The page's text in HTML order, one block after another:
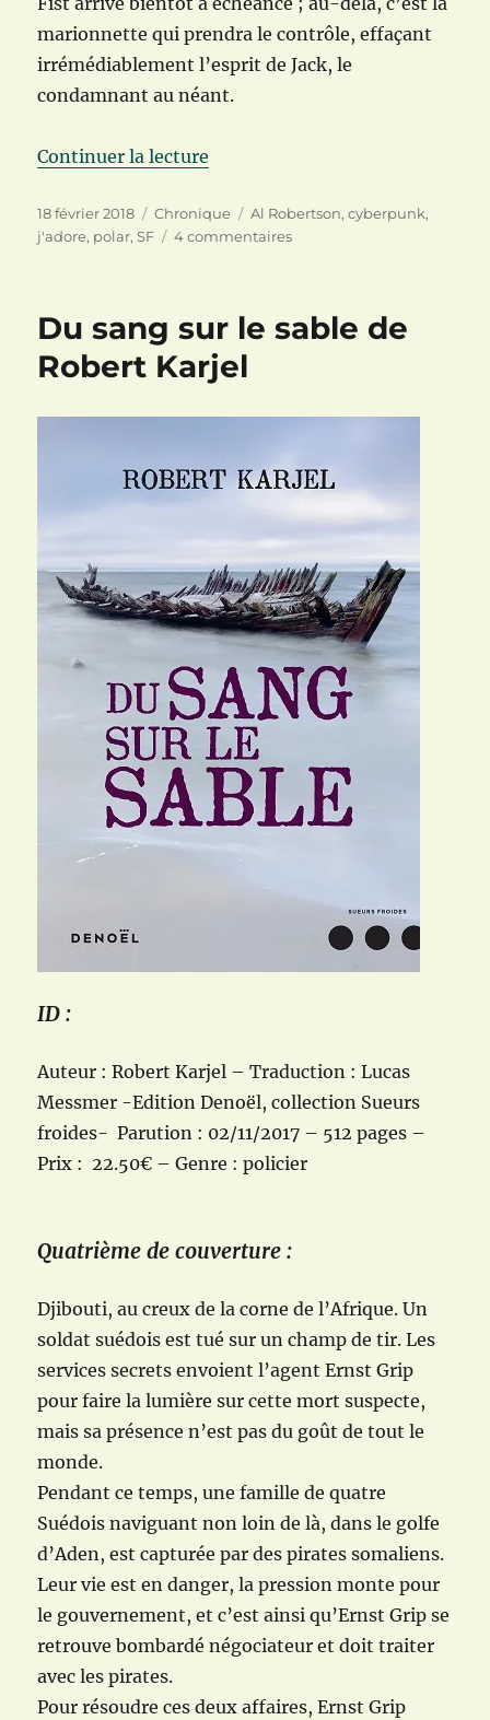
marionnette qui prendra le contrôle, effaçant
irrémédiablement l’esprit de Jack, le
condamnant au néant.
Continuer la lecture
Publié
le
18 février 2018 Catégories
Chronique Étiquettes
Al Robertson,cyberpunk,
j'adore, polar,SF 4 commentairessur
chute
Du sang sur le sable de
Robert Karjel
ID :
Auteur : Robert Karjel – Traduction : Lucas
Messmer -Edition Denoël, collection Sueurs
froides- Parution : 02/11/2017 – 512 pages –
Prix : 22.50€ – Genre : policier
Quatrième de couverture :
Djibouti, au creux de la corne de l’Afrique. Un
soldat suédois est tué sur un champ de tir. Les
services secrets envoient l’agent Ernst Grip
pour faire la lumière sur cette mort suspecte,
mais sa présence n’est pas du goût de tout le
monde.
Pendant ce temps, une famille de quatre
Suédois naviguant non loin de là, dans le golfe
d’Aden, est capturée par des pirates somaliens.
Leur vie est en danger, la pression monte pour
le gouvernement, et c’est ainsi qu’Ernst Grip se
retrouve bombardé négociateur et doit traiter
avec les pirates.
Pour résoudre ces deux affaires, Ernst Grip